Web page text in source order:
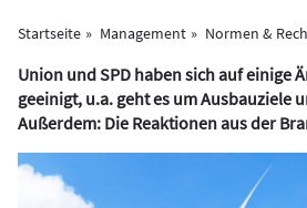
Startseite Management Normen &
Union und SPD haben sich auf einige
geeinigt, u.a. geht es um Ausbauziele
Außerdem: Die Reaktionen aus der